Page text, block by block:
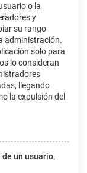
o la
y
su rango
administración.
solo para
lo consideran
llegando
la expulsión del
un usuario,